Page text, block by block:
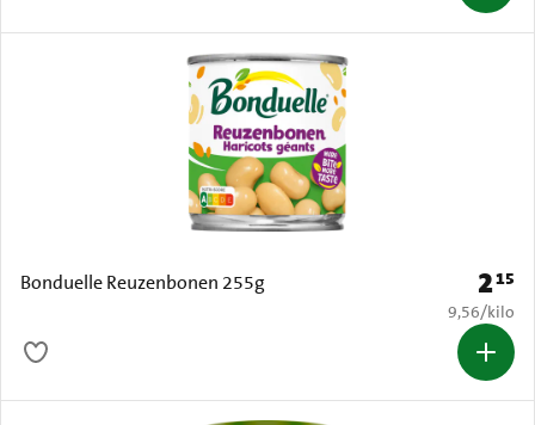
Bonduelle Reuzenbonen 255g Prijs:
215
€ 9,56 per
9,56/kilo